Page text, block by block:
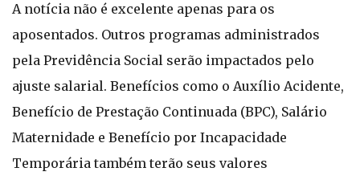
A notícia não é excelente apenas para os
aposentados. Outros programas administrados
pela Previdência Social serão impactados pelo
ajuste salarial. Benefícios como o Auxílio Acidente,
Benefício de Prestação Continuada (BPC), Salário
Maternidade e Benefício por Incapacidade
Temporária também terão seus valores